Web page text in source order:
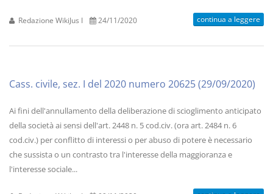
Redazione WikiJus I 24/11/2020 continua a leggere
Cass. civile, sez. I del 2020 numero 20625 (29/09/2020)
Ai fini dell'annullamento della deliberazione di scioglimento anticipato
della società ai sensi dell'art. 2448 n. 5 cod.civ. (ora art. 2484 n. 6
cod.civ.) per conflitto di interessi o per abuso di potere è necessario
che sussista o un contrasto tra l'interesse della maggioranza e
l'interesse sociale...